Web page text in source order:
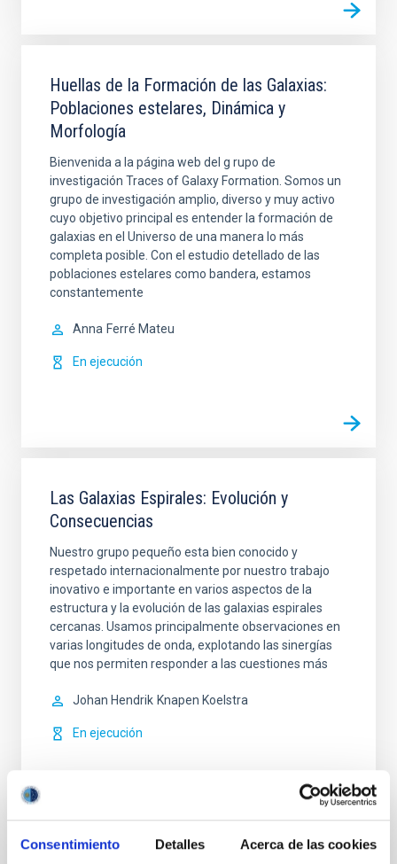
Consentimiento Detalles Acerca de las cookies
Huellas de la Formación de las Galaxias:
Poblaciones estelares, Dinámica y
Morfología
Bienvenida a la página web del g rupo de
investigación Traces of Galaxy Formation. Somos un
grupo de investigación amplio, diverso y muy activo
cuyo objetivo principal es entender la formación de
galaxias en el Universo de una manera lo más
completa posible. Con el estudio detellado de las
poblaciones estelares como bandera, estamos
constantemente
Anna Ferré Mateu
En ejecución
Las Galaxias Espirales: Evolución y
Consecuencias
Nuestro grupo pequeño esta bien conocido y
respetado internacionalmente por nuestro trabajo
inovativo e importante en varios aspectos de la
estructura y la evolución de las galaxias espirales
cercanas. Usamos principalmente observaciones en
varias longitudes de onda, explotando las sinergías
que nos permiten responder a las cuestiones más
Johan Hendrik Knapen Koelstra
En ejecución